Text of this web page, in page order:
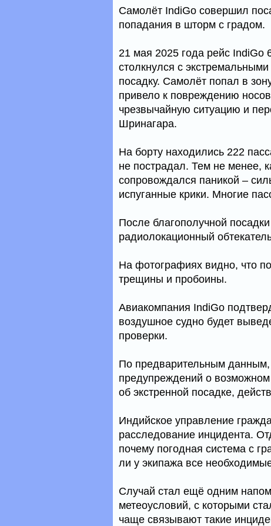
Самолёт IndiGo совершил
попадания в шторм с градом.
21 мая 2025 года рейс
столкнулся с
посадку. Самолёт попал в
привело к повреждению
чрезвычайную ситуацию и
Шринагара.
На борту находились 222
не пострадал. Тем не менее,
сопровождался паникой –
испуганные крики. Многие
После благополучной
радиолокационный
На фотографиях видно, что
трещины и пробоины.
Авиакомпания IndiGo
воздушное судно будет
проверки.
По предварительным данным,
предупреждений о
об экстренной посадке,
Индийское управление
расследование инцидента.
почему погодная система с
ли у экипажа все
Случай стал ещё одним
метеоусловий, с которыми
чаще связывают такие